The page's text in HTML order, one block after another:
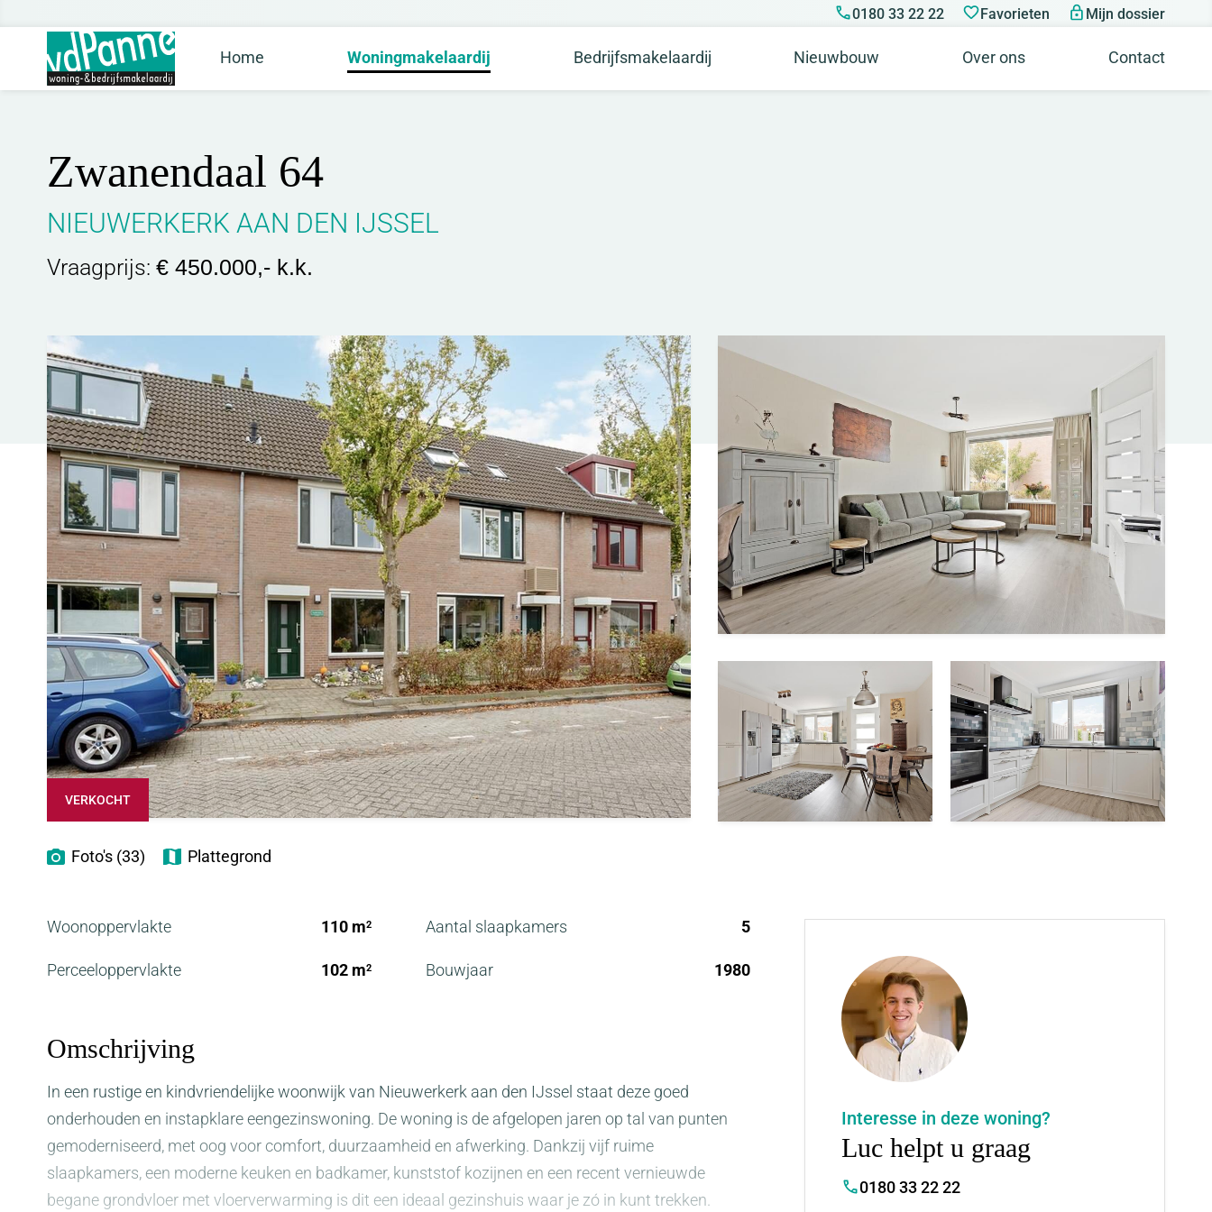
0180 33 22 22 Favorieten Mijn dossier
Home Woningmakelaardij Bedrijfsmakelaardij Nieuwbouw Over ons Contact
Zwanendaal 64
NIEUWERKERK AAN DEN IJSSEL
Vraagprijs: € 450.000,- k.k.
VERKOCHT
Foto's (33) Plattegrond
Woonoppervlakte 110 m2
Perceeloppervlakte 102 m2
Aantal slaapkamers 5
Bouwjaar 1980
Omschrijving
In een rustige en kindvriendelijke woonwijk van Nieuwerkerk aan den IJssel staat deze goed
onderhouden en instapklare eengezinswoning. De woning is de afgelopen jaren op tal van punten
gemoderniseerd, met oog voor comfort, duurzaamheid en afwerking. Dankzij vijf ruime
slaapkamers, een moderne keuken en badkamer, kunststof kozijnen en een recent vernieuwde
begane grondvloer met vloerverwarming is dit een ideaal gezinshuis waar je zó in kunt trekken.
Interesse in deze woning?
Luc helpt u graag
0180 33 22 22